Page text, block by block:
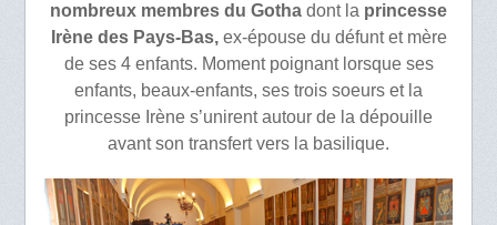
nombreux membres du Gotha dont la princesse
Irène des Pays-Bas,ex-épouse du défunt et mère
de ses 4 enfants. Moment poignant lorsque ses
enfants, beaux-enfants, ses trois soeurs et la
princesse Irène s’unirent autour de la dépouille
avant son transfert vers la basilique.